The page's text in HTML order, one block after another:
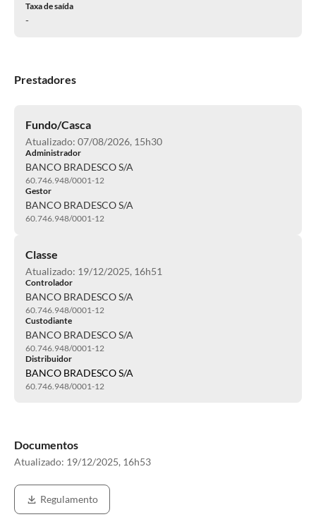
Taxa de saída
-
Prestadores
Fundo/Casca
Atualizado: 07/08/2026, 15h30
Administrador
BANCO BRADESCO S/A
60.746.948/0001-12
Gestor
BANCO BRADESCO S/A
60.746.948/0001-12
Classe
Atualizado: 19/12/2025, 16h51
Controlador
BANCO BRADESCO S/A
60.746.948/0001-12
Custodiante
BANCO BRADESCO S/A
60.746.948/0001-12
Distribuidor
BANCO BRADESCO S/A
60.746.948/0001-12
Documentos
Atualizado: 19/12/2025, 16h53
Regulamento